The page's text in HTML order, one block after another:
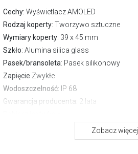
Cechy: Wyświetlacz AMOLED
Rodzaj koperty: Tworzywo sztuczne
Wymiary koperty: 39 x 45 mm
Szkło: Alumina silica glass
Pasek/bransoleta: Pasek silikonowy
Zapięcie Zwykłe
Wodoszczelność: IP 68
Gwarancja producenta: 2 lata
Zobacz więcej